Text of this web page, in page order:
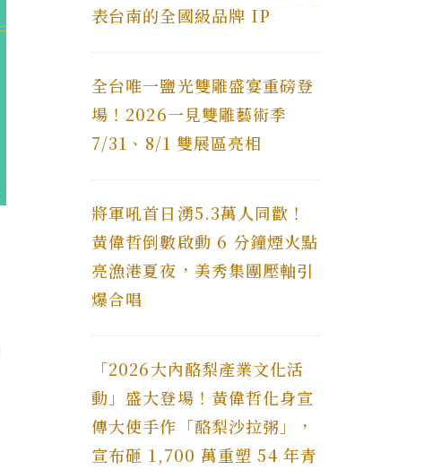
表台南的全國級品牌 IP
全台唯一鹽光雙雕盛宴重磅登
場！2026一見雙雕藝術季
7/31、8/1 雙展區亮相
將軍吼首日湧5.3萬人同歡！
黃偉哲倒數啟動 6 分鐘煙火點
亮漁港夏夜，美秀集團壓軸引
爆合唱
「2026大內酪梨產業文化活
動」盛大登場！黃偉哲化身宣
傳大使手作「酪梨沙拉粥」，
宣布砸 1,700 萬重塑 54 年青